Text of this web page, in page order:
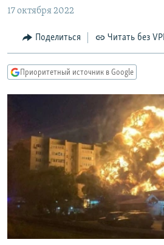
Вернутся
Вернутся
МНЕНИЯ
КУЛЬТУРА
КАВКАЗ.РЕАЛИИ
РАСПИСАНИЕ ВЕЩАНИЯ
ПОДПИШИТЕСЬ НА РАССЫЛКУ
СОЦИАЛЬНЫЕ СЕТИ
17 октября 2022
Поделиться Читать без
Приоритетный источник в Google